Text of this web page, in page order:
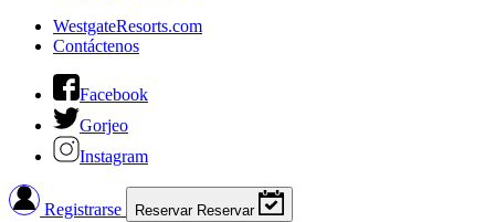
WestgateResorts.com
Contáctenos
Facebook
Gorjeo
Instagram
Registrarse Reservar Reservar